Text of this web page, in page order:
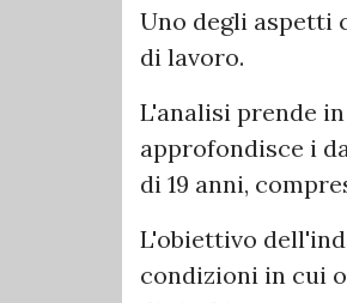
Uno degli aspetti
di lavoro.
L'analisi prende
approfondisce i
di 19 anni,
L'obiettivo
condizioni in cui